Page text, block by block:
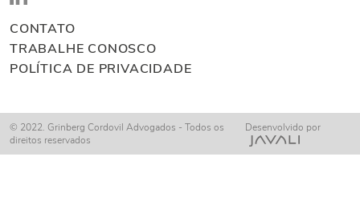
CONTATO
TRABALHE CONOSCO
POLÍTICA DE PRIVACIDADE
© 2022. Grinberg Cordovil Advogados - Todos os
direitos reservados
Desenvolvido por